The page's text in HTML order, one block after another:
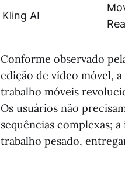
Kling AI
Conforme observado
edição de vídeo móvel,
trabalho móveis
Os usuários não
sequências complexas;
trabalho pesado,